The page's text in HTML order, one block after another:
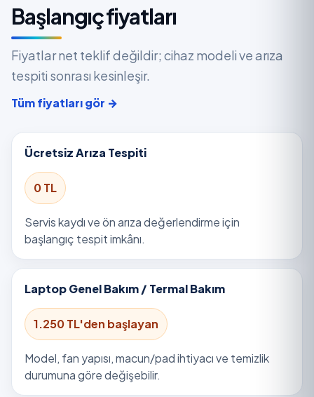
Başlangıç fiyatları
Fiyatlar net teklif değildir; cihaz modeli ve arıza
tespiti sonrası kesinleşir.
Tüm fiyatları gör →
Ücretsiz Arıza Tespiti
0 TL
Servis kaydı ve ön arıza değerlendirme için
başlangıç tespit imkânı.
Laptop Genel Bakım / Termal Bakım
1.250 TL'den başlayan
Model, fan yapısı, macun/pad ihtiyacı ve temizlik
durumuna göre değişebilir.